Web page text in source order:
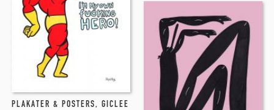
PLAKATER & POSTERS, GICLEE